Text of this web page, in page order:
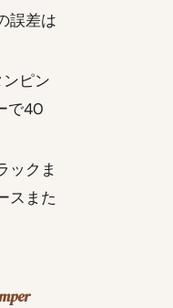
誤差は
ピン
で40
ックま
スまた